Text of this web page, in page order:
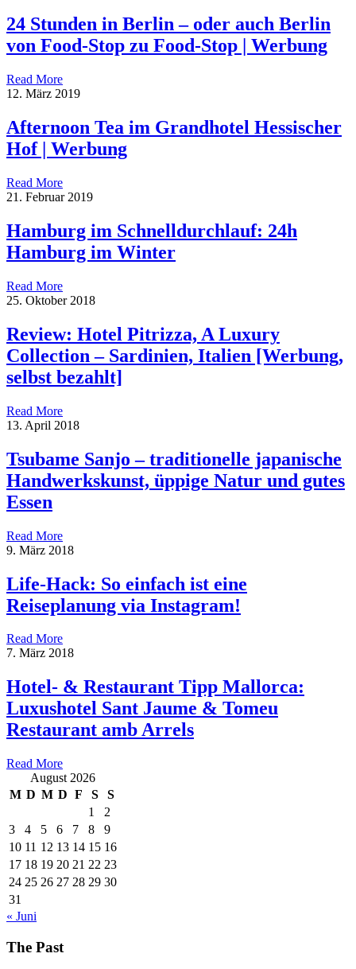
24 Stunden in Berlin – oder auch Berlin
von Food-Stop zu Food-Stop | Werbung
Read More
12. März 2019
Afternoon Tea im Grandhotel Hessischer
Hof | Werbung
Read More
21. Februar 2019
Hamburg im Schnelldurchlauf: 24h
Hamburg im Winter
Read More
25. Oktober 2018
Review: Hotel Pitrizza, A Luxury
Collection – Sardinien, Italien [Werbung,
selbst bezahlt]
Read More
13. April 2018
Tsubame Sanjo – traditionelle japanische
Handwerkskunst, üppige Natur und gutes
Essen
Read More
9. März 2018
Life-Hack: So einfach ist eine
Reiseplanung via Instagram!
Read More
7. März 2018
Hotel- & Restaurant Tipp Mallorca:
Luxushotel Sant Jaume & Tomeu
Restaurant amb Arrels
Read More
August 2026
M D M D F S
S
1
2
3
4 5 6 7 8
9
10 11 12 13 14 15 16
17 18 19 20 21 22 23
24 25 26 27 28 29 30
31
« Juni
The Past